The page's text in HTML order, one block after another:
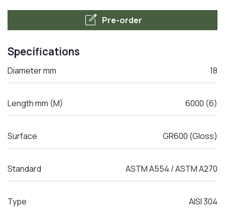
edit_square Pre-order
Specifications
Diameter mm 18
Length mm (M) 6000 (6)
Surface GR600 (Gloss)
Standard ASTM A554 / ASTM A270
Type AISI 304